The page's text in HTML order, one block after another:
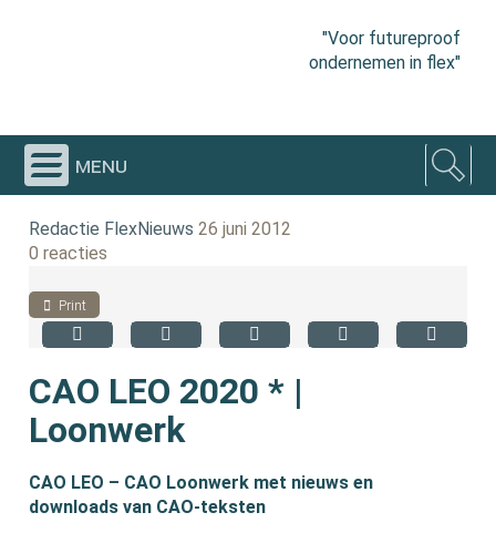
"Voor futureproof
ondernemen in flex"
menu
Redactie FlexNieuws 26 juni 2012
0 reacties
Print
CAO LEO 2020 * |
Loonwerk
CAO LEO – CAO Loonwerk met nieuws en
downloads van CAO-teksten